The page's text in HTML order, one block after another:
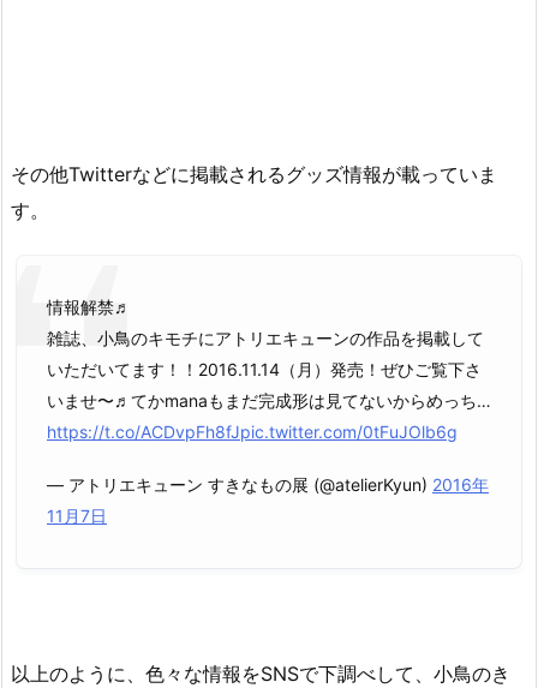
その他Twitterなどに掲載されるグッズ情報が載っていま
す。
情報解禁♬
雑誌、小鳥のキモチにアトリエキューンの作品を掲載して
いただいてます！！2016.11.14（月）発売！ぜひご覧下さ
いませ〜♬てかmanaもまだ完成形は見てないからめっち…
https://t.co/ACDvpFh8fJpic.twitter.com/0tFuJOlb6g
— アトリエキューン すきなもの展 (@atelierKyun) 2016年
11月7日
以上のように、色々な情報をSNSで下調べして、小鳥のき